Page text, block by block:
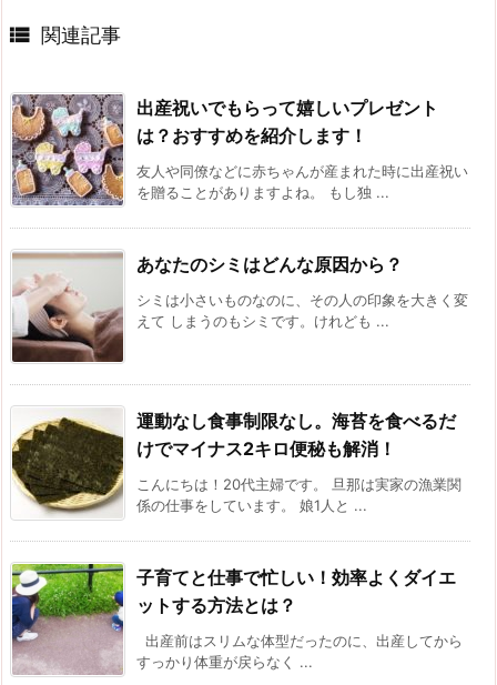
 関連記事
出産祝いでもらって嬉しいプレゼント
は？おすすめを紹介します！
友人や同僚などに赤ちゃんが産まれた時に出産祝い
を贈ることがありますよね。 もし独 ...
あなたのシミはどんな原因から？
シミは小さいものなのに、その人の印象を大きく変
えて しまうのもシミです。けれども ...
運動なし食事制限なし。海苔を食べるだ
けでマイナス2キロ便秘も解消！
こんにちは！20代主婦です。 旦那は実家の漁業関
係の仕事をしています。 娘1人と ...
子育てと仕事で忙しい！効率よくダイエ
ットする方法とは？
出産前はスリムな体型だったのに、出産してから
すっかり体重が戻らなく ...